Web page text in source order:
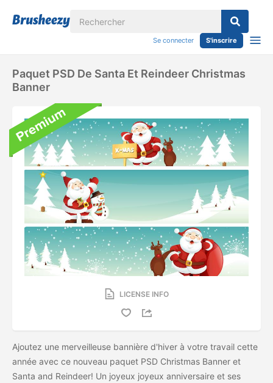
Se connecter S'inscrire
Paquet PSD De Santa Et Reindeer Christmas
Banner
LICENSE INFO
Ajoutez une merveilleuse bannière d'hiver à votre travail cette
année avec ce nouveau paquet PSD Christmas Banner et
Santa and Reindeer! Un joyeux joyeux anniversaire et ses